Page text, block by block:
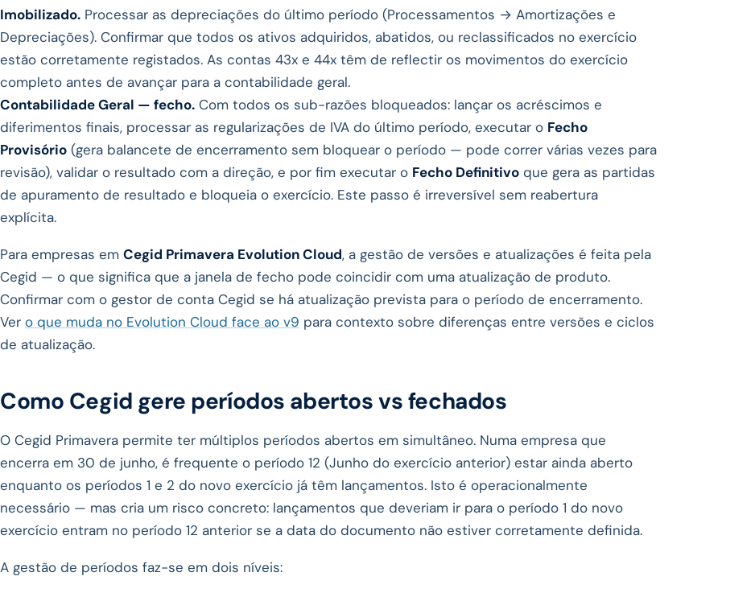
Imobilizado. Processar as depreciações do último período (Processamentos → Amortizações e
Depreciações). Confirmar que todos os ativos adquiridos, abatidos, ou reclassificados no exercício
estão corretamente registados. As contas 43x e 44x têm de reflectir os movimentos do exercício
completo antes de avançar para a contabilidade geral.
Contabilidade Geral — fecho. Com todos os sub-razões bloqueados: lançar os acréscimos e
diferimentos finais, processar as regularizações de IVA do último período, executar o Fecho
Provisório (gera balancete de encerramento sem bloquear o período — pode correr várias vezes para
revisão), validar o resultado com a direção, e por fim executar o Fecho Definitivo que gera as partidas
de apuramento de resultado e bloqueia o exercício. Este passo é irreversível sem reabertura
explícita.
Para empresas em Cegid Primavera Evolution Cloud, a gestão de versões e atualizações é feita pela
Cegid — o que significa que a janela de fecho pode coincidir com uma atualização de produto.
Confirmar com o gestor de conta Cegid se há atualização prevista para o período de encerramento.
Ver o que muda no Evolution Cloud face ao v9 para contexto sobre diferenças entre versões e ciclos
de atualização.
Como Cegid gere períodos abertos vs fechados
O Cegid Primavera permite ter múltiplos períodos abertos em simultâneo. Numa empresa que
encerra em 30 de junho, é frequente o período 12 (Junho do exercício anterior) estar ainda aberto
enquanto os períodos 1 e 2 do novo exercício já têm lançamentos. Isto é operacionalmente
necessário — mas cria um risco concreto: lançamentos que deveriam ir para o período 1 do novo
exercício entram no período 12 anterior se a data do documento não estiver corretamente definida.
A gestão de períodos faz-se em dois níveis: